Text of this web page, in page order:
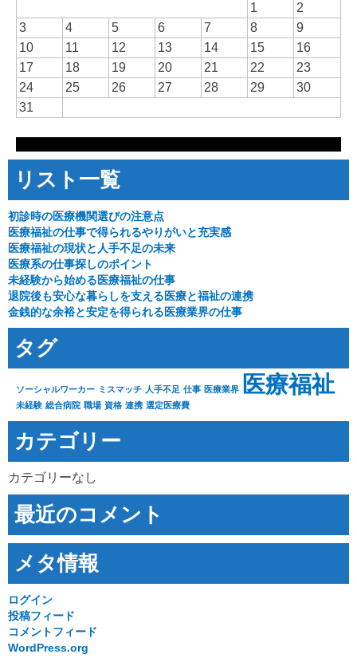
1
2
3
4 5 6 7 8
9
10
11 12 13 14 15
16
17
18 19 20 21 22
23
24
25 26 27 28 29
30
31
リスト一覧
初診時の医療機関選びの注意点
医療福祉の仕事で得られるやりがいと充実感
医療福祉の現状と人手不足の未来
医療系の仕事探しのポイント
未経験から始める医療福祉の仕事
退院後も安心な暮らしを支える医療と福祉の連携
金銭的な余裕と安定を得られる医療業界の仕事
タグ
ソーシャルワーカー ミスマッチ 人手不足 仕事 医療業界 医療福祉
未経験 総合病院 職場 資格 連携 選定医療費
カテゴリー
カテゴリーなし
最近のコメント
メタ情報
ログイン
投稿フィード
コメントフィード
WordPress.org